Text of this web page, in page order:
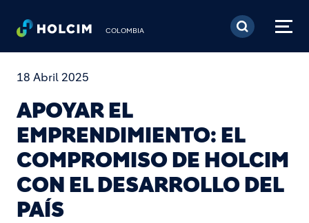
Pasar al contenido
COLOMBIA
18 Abril 2025
APOYAR EL
EMPRENDIMIENTO: EL
COMPROMISO DE HOLCIM
CON EL DESARROLLO DEL
PAÍS